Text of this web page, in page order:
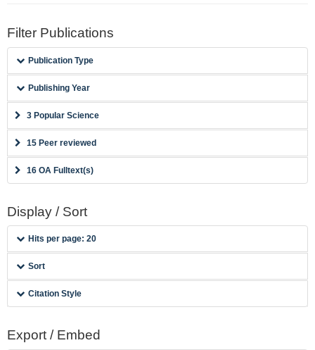
Filter Publications
Publication Type
Publishing Year
3 Popular Science
15 Peer reviewed
16 OA Fulltext(s)
Display / Sort
Hits per page: 20
Sort
Citation Style
Export / Embed